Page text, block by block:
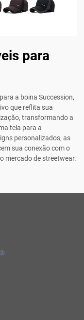
para
a boina Succession,
que reflita sua
transformando a
tela para a
personalizados, as
sua conexão com o
mercado de streetwear.